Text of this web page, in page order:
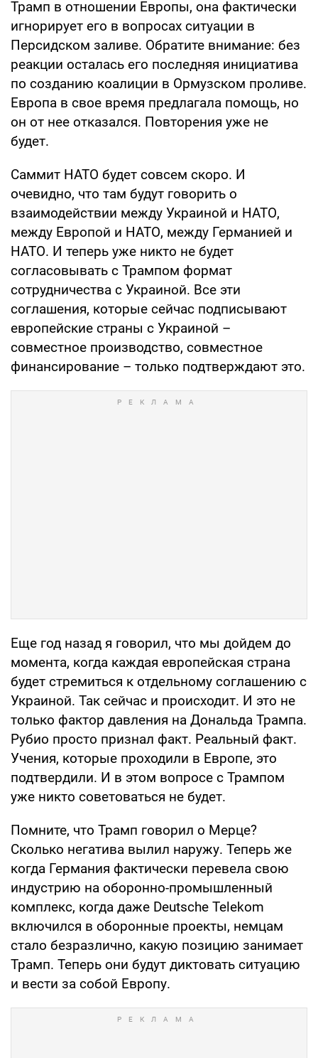
Трамп в отношении Европы, она фактически
игнорирует его в вопросах ситуации в
Персидском заливе. Обратите внимание: без
реакции осталась его последняя инициатива
по созданию коалиции в Ормузском проливе.
Европа в свое время предлагала помощь, но
он от нее отказался. Повторения уже не
будет.
Саммит НАТО будет совсем скоро. И
очевидно, что там будут говорить о
взаимодействии между Украиной и НАТО,
между Европой и НАТО, между Германией и
НАТО. И теперь уже никто не будет
согласовывать с Трампом формат
сотрудничества с Украиной. Все эти
соглашения, которые сейчас подписывают
европейские страны с Украиной –
совместное производство, совместное
финансирование – только подтверждают это.
Еще год назад я говорил, что мы дойдем до
момента, когда каждая европейская страна
будет стремиться к отдельному соглашению с
Украиной. Так сейчас и происходит. И это не
только фактор давления на Дональда Трампа.
Рубио просто признал факт. Реальный факт.
Учения, которые проходили в Европе, это
подтвердили. И в этом вопросе с Трампом
уже никто советоваться не будет.
Помните, что Трамп говорил о Мерце?
Сколько негатива вылил наружу. Теперь же
когда Германия фактически перевела свою
индустрию на оборонно-промышленный
комплекс, когда даже Deutsche Telekom
включился в оборонные проекты, немцам
стало безразлично, какую позицию занимает
Трамп. Теперь они будут диктовать ситуацию
и вести за собой Европу.